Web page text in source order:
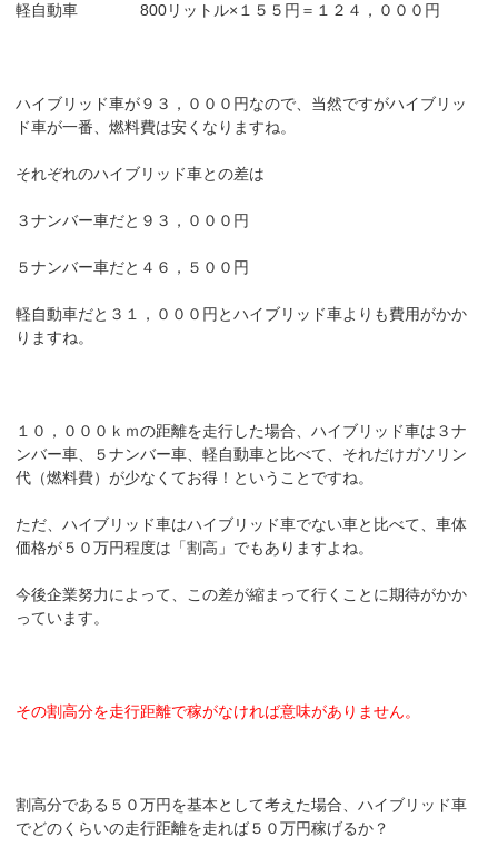
軽自動車 800リットル×１５５円＝１２４，０００円
ハイブリッド車が９３，０００円なので、当然ですがハイブリッ
ド車が一番、燃料費は安くなりますね。
それぞれのハイブリッド車との差は
３ナンバー車だと９３，０００円
５ナンバー車だと４６，５００円
軽自動車だと３１，０００円とハイブリッド車よりも費用がかか
りますね。
１０，０００ｋｍの距離を走行した場合、ハイブリッド車は３ナ
ンバー車、５ナンバー車、軽自動車と比べて、それだけガソリン
代（燃料費）が少なくてお得！ということですね。
ただ、ハイブリッド車はハイブリッド車でない車と比べて、車体
価格が５０万円程度は「割高」でもありますよね。
今後企業努力によって、この差が縮まって行くことに期待がかか
っています。
その割高分を走行距離で稼がなければ意味がありません。
割高分である５０万円を基本として考えた場合、ハイブリッド車
でどのくらいの走行距離を走れば５０万円稼げるか？